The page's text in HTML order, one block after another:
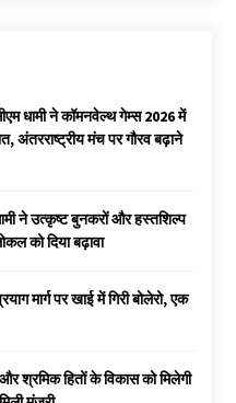
धामी ने कॉमनवेल्थ गेम्स 2026 में
मंच पर गौरव बढ़ाने
ने उत्कृष्ट बुनकरों और हस्तशिल्प
को दिया बढ़ावा
मार्ग पर खाई में गिरी बोलेरो, एक
हितों के विकास को मिलेगी